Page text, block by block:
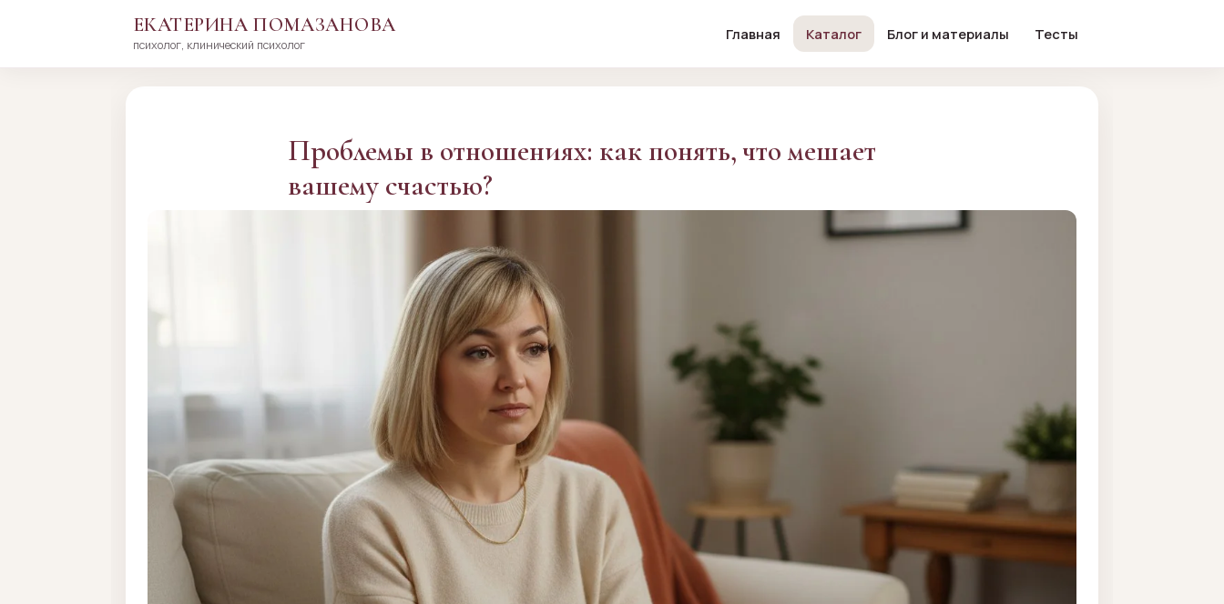
ЕКАТЕРИНА ПОМАЗАНОВА
психолог, клинический психолог
Главная Каталог Блог и материалы Тесты
Проблемы в отношениях: как понять, что мешает
вашему счастью?